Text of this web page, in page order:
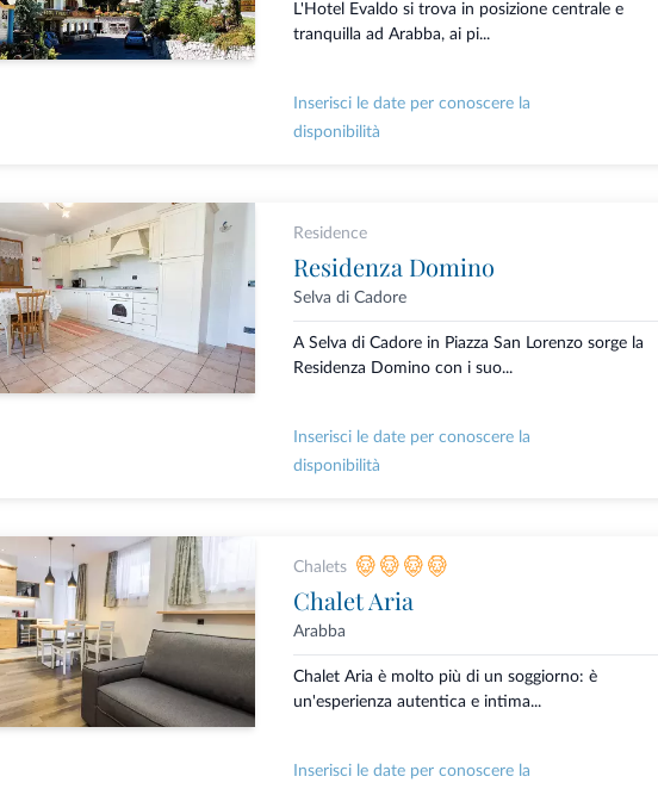
L'Hotel Evaldo si trova in posizione centrale e
tranquilla ad Arabba, ai pi...
Inserisci le date per conoscere la
disponibilità
Residence
Residenza Domino
Selva di Cadore
A Selva di Cadore in Piazza San Lorenzo sorge la
Residenza Domino con i suo...
Inserisci le date per conoscere la
disponibilità
Chalets
Chalet Aria
Arabba
Chalet Aria è molto più di un soggiorno: è
un'esperienza autentica e intima...
Inserisci le date per conoscere la